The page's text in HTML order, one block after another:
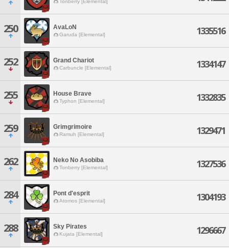
Tonberry [Elemental]
250 AvaLoN
Garuda [Elemental] 1335516
252 Grand Chariot
Carbuncle [Elemental] 1334147
255 House Brave
Typhon [Elemental] 1332835
259 Grimgrimoire
Ramuh [Elemental] 1329471
262 Neko No Asobiba
Tonberry [Elemental] 1327536
284 Pont d'esprit
Atomos [Elemental] 1304193
288 Sky Pirates
Kujata [Elemental] 1296667